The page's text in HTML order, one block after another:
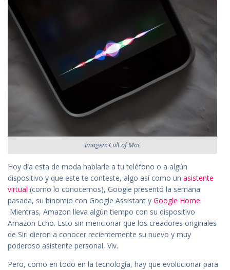
Imagen: Cult of Mac
Hoy día esta de moda hablarle a tu teléfono o a algún
dispositivo y que este te conteste, algo así como un asistente
virtual (como lo conocemos), Google presentó la semana
pasada, su binomio con Google Assistant y Google Home.
Mientras, Amazon lleva algún tiempo con su dispositivo
Amazon Echo. Esto sin mencionar que los creadores originales
de Siri dieron a conocer recientemente su nuevo y muy
poderoso asistente personal, Viv.
Pero, como en todo en la tecnología, hay que evolucionar para